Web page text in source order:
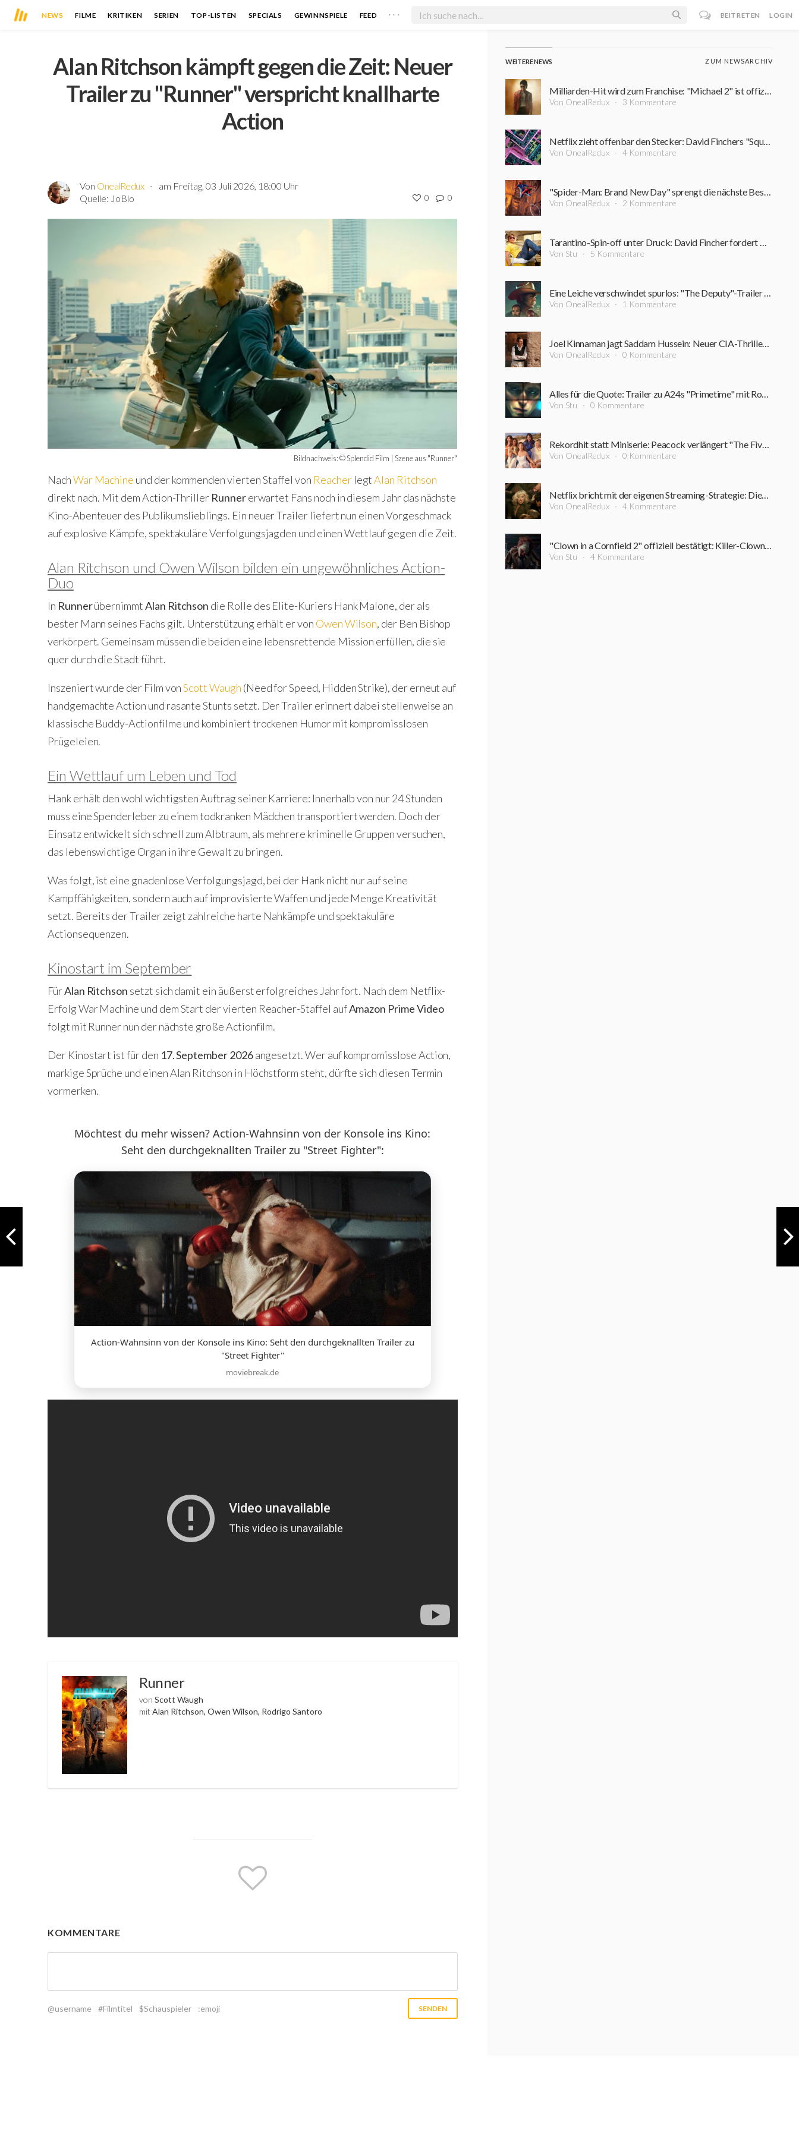
NEWS FILME KRITIKEN SERIEN TOP-LISTEN SPECIALS GEWINNSPIELE FEED . . . BEITRETEN LOGIN
Alan Ritchson kämpft gegen die Zeit: Neuer
Trailer zu "Runner" verspricht knallharte
Action
Von OnealRedux
am Freitag, 03 Juli 2026, 18:00 Uhr
Quelle: JoBlo 0 0
Bildnachweis: © Splendid Film | Szene aus "Runner"
NachWar Machine und der kommenden vierten Staffel von ReacherlegtAlan Ritchson
direkt nach. Mit dem Action-Thriller Runnererwartet Fans noch in diesem Jahr das nächste
Kino-Abenteuer des Publikumslieblings. Ein neuer Trailer liefert nun einen Vorgeschmack
auf explosive Kämpfe, spektakuläre Verfolgungsjagden und einen Wettlauf gegen die Zeit.
Alan Ritchson und Owen Wilson bilden ein ungewöhnliches Action-
Duo
In RunnerübernimmtAlan Ritchson die Rolle des Elite-Kuriers Hank Malone, der als
bester Mann seines Fachs gilt. Unterstützung erhält er von Owen Wilson, der Ben Bishop
verkörpert. Gemeinsam müssen die beiden eine lebensrettende Mission erfüllen, die sie
quer durch die Stadt führt.
Inszeniert wurde der Film vonScott Waugh (Need for Speed, Hidden Strike), der erneut auf
handgemachte Action und rasante Stunts setzt. Der Trailer erinnert dabei stellenweise an
klassische Buddy-Actionfilme und kombiniert trockenen Humor mit kompromisslosen
Prügeleien.
Ein Wettlauf um Leben und Tod
Hank erhält den wohl wichtigsten Auftrag seiner Karriere: Innerhalb von nur 24 Stunden
muss eine Spenderleber zu einem todkranken Mädchen transportiert werden. Doch der
Einsatz entwickelt sich schnell zum Albtraum, als mehrere kriminelle Gruppen versuchen,
das lebenswichtige Organ in ihre Gewalt zu bringen.
Was folgt, ist eine gnadenlose Verfolgungsjagd, bei der Hank nicht nur auf seine
Kampffähigkeiten, sondern auch auf improvisierte Waffen und jede Menge Kreativität
setzt. Bereits der Trailer zeigt zahlreiche harte Nahkämpfe und spektakuläre
Actionsequenzen.
Kinostart im September
FürAlan Ritchson setzt sich damit ein äußerst erfolgreiches Jahr fort. Nach dem Netflix-
Erfolg War Machine und dem Start der vierten Reacher-Staffel aufAmazon Prime Video
folgt mit Runner nun der nächste große Actionfilm.
Der Kinostart ist für den 17. September 2026angesetzt. Wer auf kompromisslose Action,
markige Sprüche und einen Alan Ritchson in Höchstform steht, dürfte sich diesen Termin
vormerken.
Möchtest du mehr wissen? Action-Wahnsinn von der Konsole ins Kino:
Seht den durchgeknallten Trailer zu "Street Fighter":
Action-Wahnsinn von der Konsole ins Kino: Seht den durchgeknallten Trailer zu
"Street Fighter"
moviebreak.de
Runner
von Scott Waugh
mit Alan Ritchson, Owen Wilson, Rodrigo Santoro
KOMMENTARE
@username #Filmtitel $Schauspieler :emoji
WEITERE NEWS ZUM NEWSARCHIV
Milliarden-Hit wird zum Franchise: "Michael 2" ist offiziell in Arbeit – erster Zeitplan steht
Von OnealRedux 3 Kommentare
Netflix zieht offenbar den Stecker: David Finchers "Squid Game"-Projekt steht vor dem Aus
Von OnealRedux 4 Kommentare
"Spider-Man: Brand New Day" sprengt die nächste Bestmarke: Diesen Kino-Rekord schaffte zuvor kein Film
Von OnealRedux 2 Kommentare
Tarantino-Spin-off unter Druck: David Fincher fordert Nachdrehs für 200-Millionen-Dollar-Film
Von Stu 5 Kommentare
Eine Leiche verschwindet spurlos: "The Deputy"-Trailer führt in einen Sumpf aus Korruption und Verbrechen
Von OnealRedux 1 Kommentare
Joel Kinnaman jagt Saddam Hussein: Neuer CIA-Thriller startet bereits im September
Von OnealRedux 0 Kommentare
Alles für die Quote: Trailer zu A24s "Primetime" mit Robert Pattinson ist online
Von Stu 0 Kommentare
Rekordhit statt Miniserie: Peacock verlängert "The Five-Star Weekend" überraschend um Staffel 2
Von OnealRedux 0 Kommentare
Netflix bricht mit der eigenen Streaming-Strategie: Dieser Film bleibt rekordverdächtig lange im Kino
Von OnealRedux 4 Kommentare
"Clown in a Cornfield 2" offiziell bestätigt: Killer-Clown kehrt zurück
Von Stu 4 Kommentare